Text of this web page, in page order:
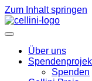
Zum Inhalt springen
Über uns
Spenden